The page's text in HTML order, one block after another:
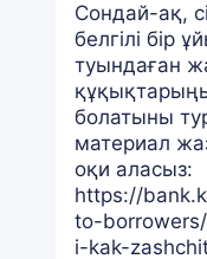
Сондай-ақ,
белгілі бір
туындаған
болатыны
материал
оқи аласыз:
https://
to-
i-kak-